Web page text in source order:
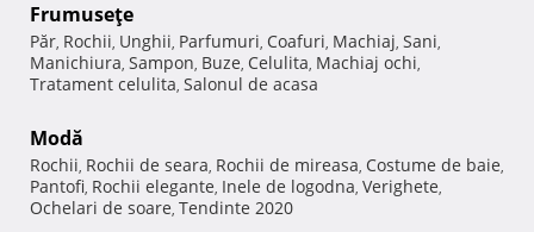
Frumuseţe
Păr, Rochii, Unghii, Parfumuri, Coafuri, Machiaj, Sani,
Manichiura, Sampon, Buze, Celulita, Machiaj ochi,
Tratament celulita, Salonul de acasa
Modă
Rochii, Rochii de seara, Rochii de mireasa, Costume de baie,
Pantofi, Rochii elegante, Inele de logodna, Verighete,
Ochelari de soare, Tendinte 2020